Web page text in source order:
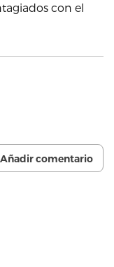
con el
Añadir comentario